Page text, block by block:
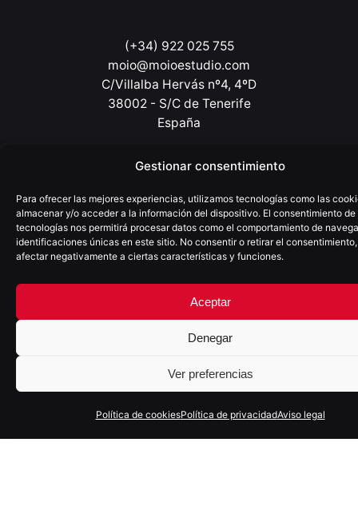
Gestionar consentimiento
Para ofrecer las mejores experiencias, utilizamos tecnologías como las
almacenar y/o acceder a la información del dispositivo. El consentimiento de
tecnologías nos permitirá procesar datos como el comportamiento de
identificaciones únicas en este sitio. No consentir o retirar el
afectar negativamente a ciertas características y funciones.
Aceptar
Denegar
Ver preferencias
Política de cookiesPolítica de privacidadAviso legal
(+34) 922 025 755
moio@moioestudio.com
C/Villalba Hervás nº4, 4ºD
38002 - S/C de Tenerife
España